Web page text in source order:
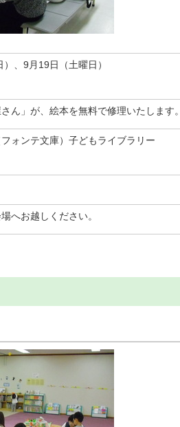
、9月19日（土曜日）
ん」が、絵本を無料で修理いたします。
ォンテ文庫）子どもライブラリー
へお越しください。